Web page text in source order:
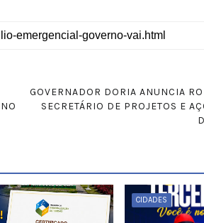
GOVERNADOR DORIA ANUNCIA
SECRETÁRIO DE PROJETOS E
CIDADES